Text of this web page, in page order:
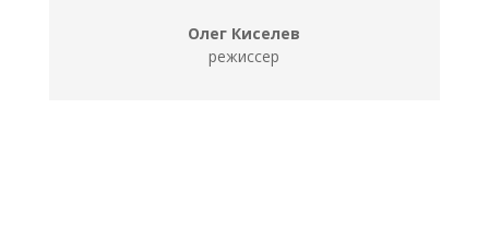
Олег Киселев
режиссер